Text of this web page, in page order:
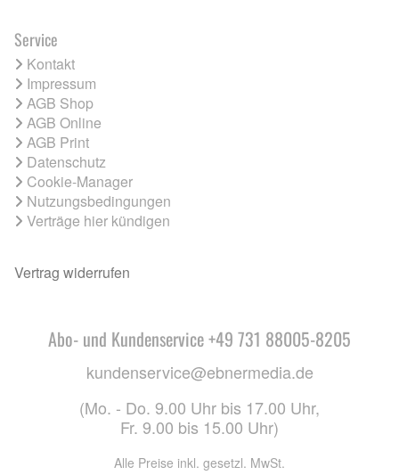
Service
Kontakt
Impressum
AGB Shop
AGB Online
AGB Print
Datenschutz
Cookie-Manager
Nutzungsbedingungen
Verträge hier kündigen
Vertrag widerrufen
Abo- und Kundenservice +49 731 88005-8205
kundenservice@ebnermedia.de
(Mo. - Do. 9.00 Uhr bis 17.00 Uhr,
Fr. 9.00 bis 15.00 Uhr)
Alle Preise inkl. gesetzl. MwSt.